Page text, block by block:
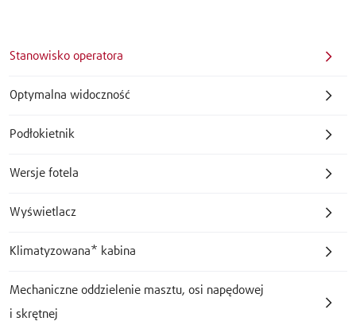
Stanowisko operatora
Optymalna widoczność
Podłokietnik
Wersje fotela
Wyświetlacz
Klimatyzowana* kabina
Mechaniczne oddzielenie masztu, osi napędowej
i skrętnej